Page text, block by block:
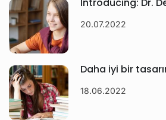
20.07.2022
Daha iyi bir
18.06.2022